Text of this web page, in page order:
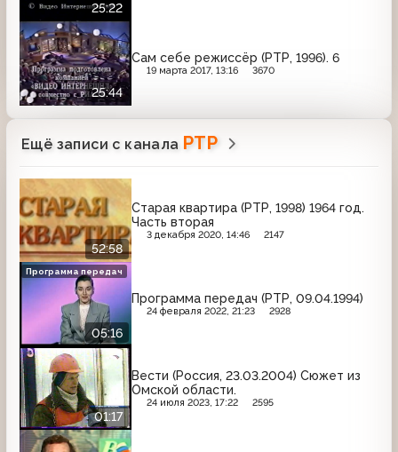
25:22
25:44
Сам себе режиссёр (РТР, 1996). 6
19 марта 2017, 13:16 3670
Ещё записи с канала РТР
52:58
Старая квартира (РТР, 1998) 1964 год.
Часть вторая
3 декабря 2020, 14:46 2147
05:16
Программа передач (РТР, 09.04.1994)
24 февраля 2022, 21:23 2928
Программа передач
01:17
Вести (Россия, 23.03.2004) Сюжет из
Омской области.
24 июля 2023, 17:22 2595